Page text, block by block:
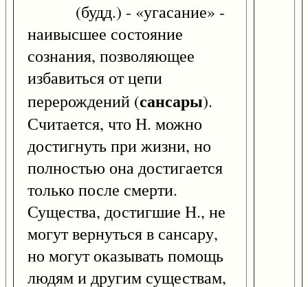
(будд.) - «угасание» -
наивысшее состояние
сознания, позволяющее
избавиться от цепи
перерождений (сансары).
Считается, что Н. можно
достигнуть при жизни, но
полностью она достигается
только после смерти.
Существа, достигшие Н., не
могут вернуться в сансару,
но могут оказывать помощь
людям и другим существам,